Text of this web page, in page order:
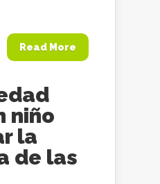
Read More
niño
la
de las